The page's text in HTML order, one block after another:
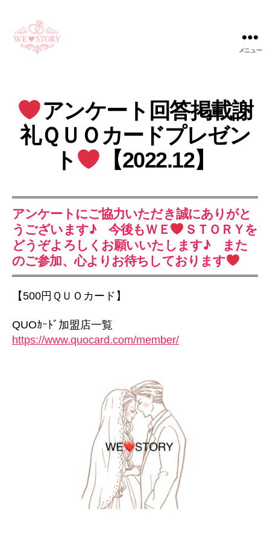
メニュー
アンケート回答掲載謝
礼ＱＵＯカードプレゼン
ト
【2022.12】
アンケートにご協力いただき誠にありがと
うございます♪ 今後もＷＥ
ＳＴＯＲＹを
どうぞよろしくお願いいたします♪ また
のご参加、心よりお待ちしております
【500円ＱＵＯカード】
QUOｶｰﾄﾞ加盟店一覧
https://www.quocard.com/member/